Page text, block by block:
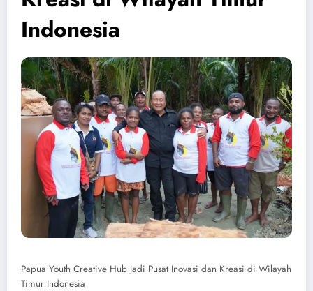
Indonesia
Papua Youth Creative Hub Jadi Pusat Inovasi dan Kreasi di Wilayah
Timur Indonesia